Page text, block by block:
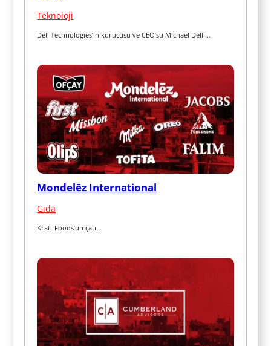
Teknoloji
Dell Technologies’in kurucusu ve CEO’su Michael Dell:…
Mondelēz International
Gıda
Kraft Foods’un çatı…